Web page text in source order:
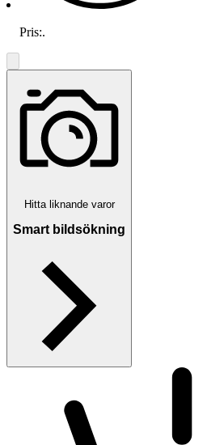
Pris:.
Hitta liknande varor
Smart bildsökning